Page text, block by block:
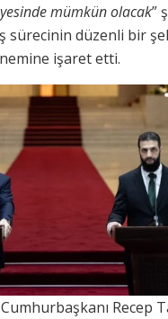
mümkün olacak”
sürecinin düzenli bir
işaret etti.
Recep